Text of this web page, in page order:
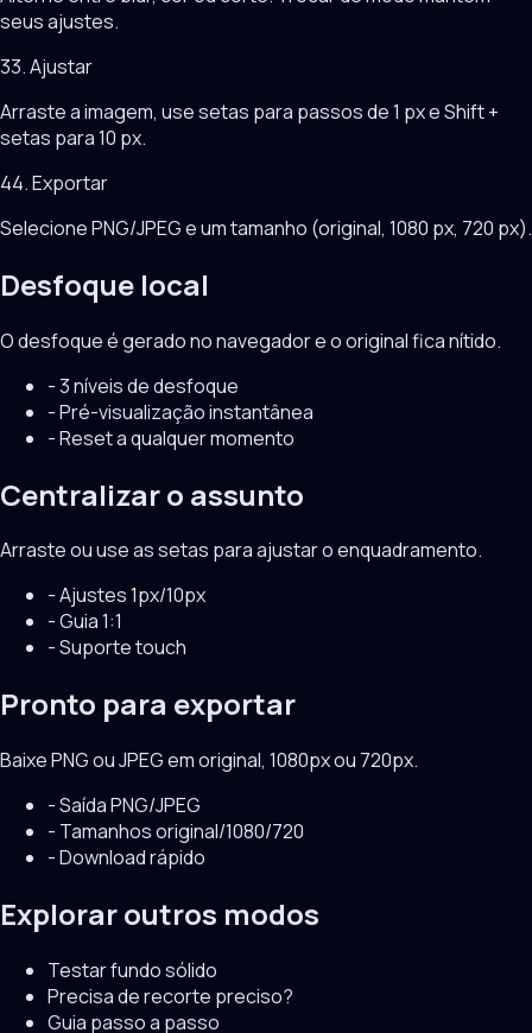
seus ajustes.
33. Ajustar
Arraste a imagem, use setas para passos de 1 px e Shift +
setas para 10 px.
44. Exportar
Selecione PNG/JPEG e um tamanho (original, 1080 px, 720 px).
Desfoque local
O desfoque é gerado no navegador e o original fica nítido.
-3 níveis de desfoque
-Pré-visualização instantânea
-Reset a qualquer momento
Centralizar o assunto
Arraste ou use as setas para ajustar o enquadramento.
-Ajustes 1px/10px
-Guia 1:1
-Suporte touch
Pronto para exportar
Baixe PNG ou JPEG em original, 1080px ou 720px.
-Saída PNG/JPEG
- Tamanhos original/1080/720
-Download rápido
Explorar outros modos
Testar fundo sólido
Precisa de recorte preciso?
Guia passo a passo